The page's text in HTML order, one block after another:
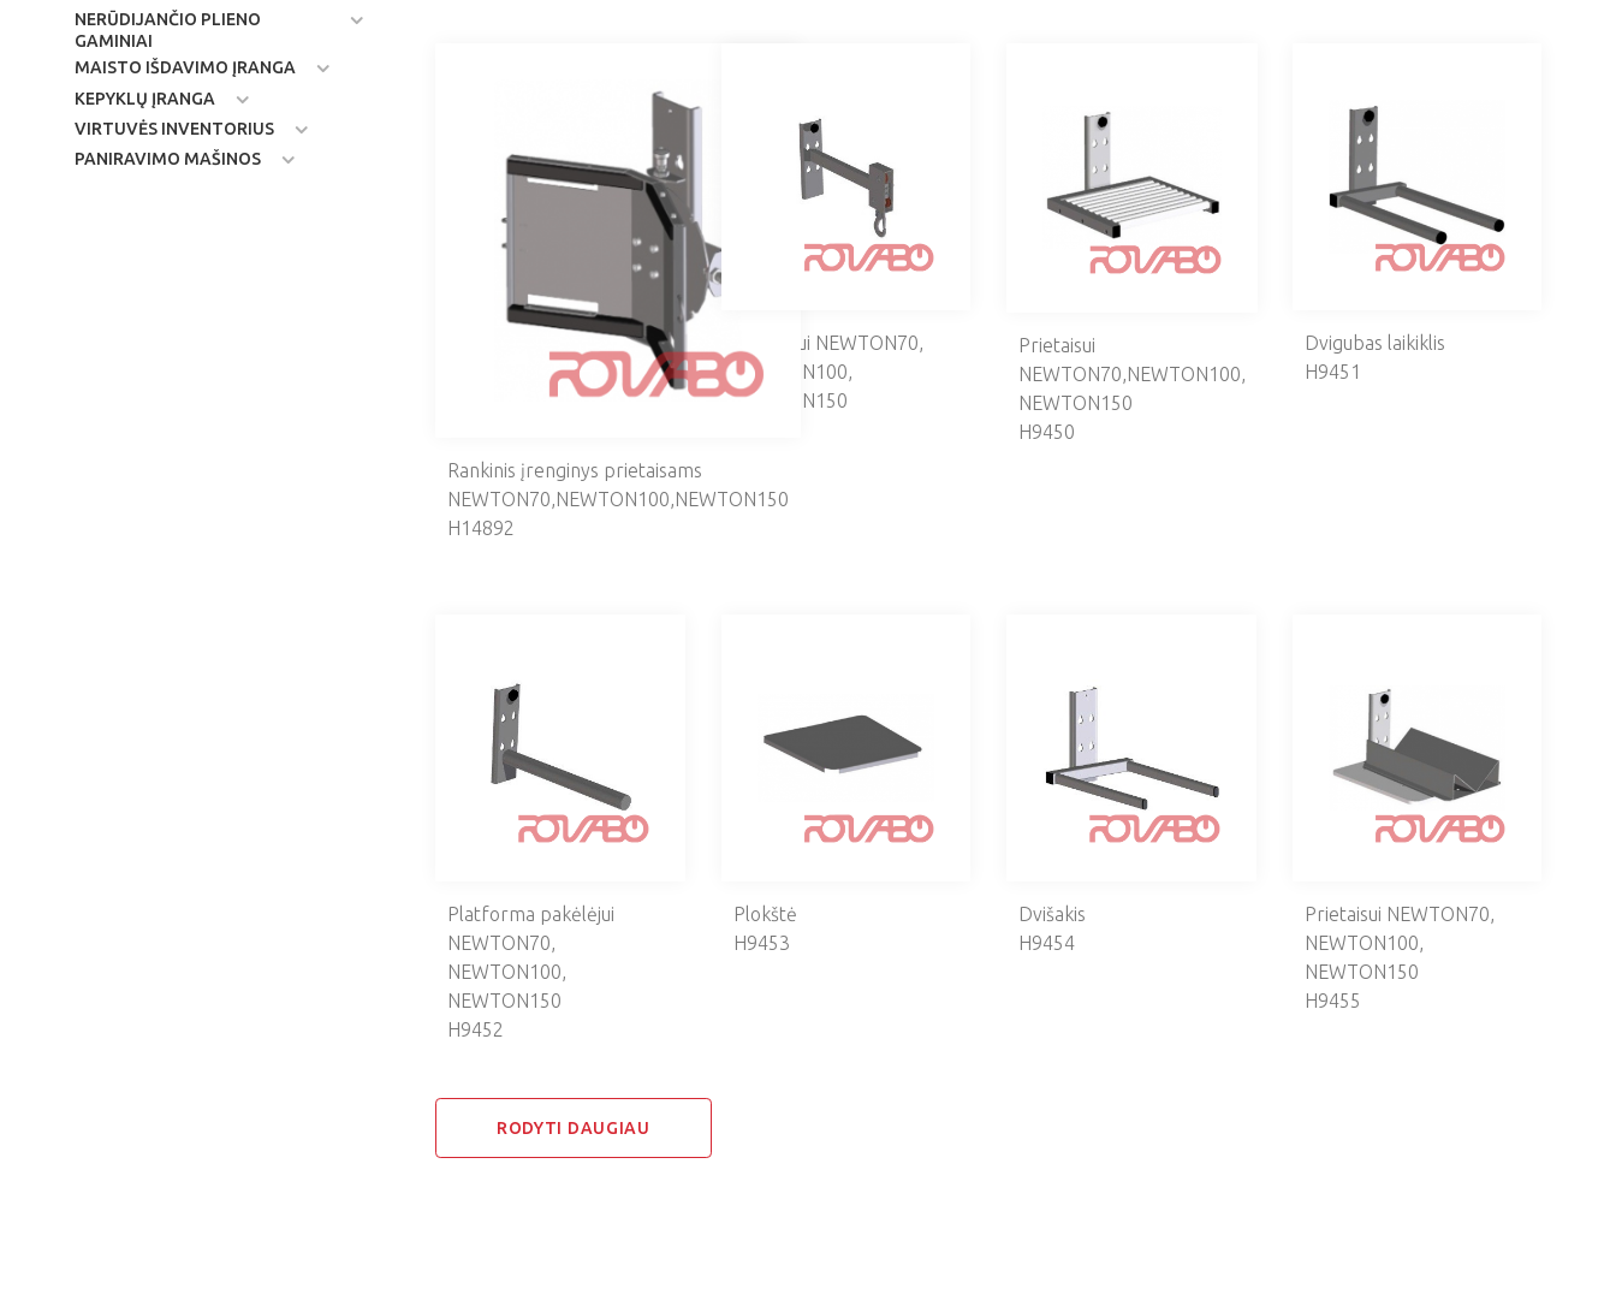
NERŪDIJANČIO PLIENO
GAMINIAI
MAISTO IŠDAVIMO ĮRANGA
KEPYKLŲ ĮRANGA
VIRTUVĖS INVENTORIUS
PANIRAVIMO MAŠINOS
Rankinis įrenginys prietaisams
NEWTON70,NEWTON100,NEWTON150
H14892
Prietaisui NEWTON70,
NEWTON100,
NEWTON150
Prietaisui
NEWTON70,NEWTON100,
NEWTON150
H9450
Dvigubas laikiklis
H9451
Platforma pakėlėjui
NEWTON70,
NEWTON100,
NEWTON150
H9452
Plokštė
H9453
Dvišakis
H9454
Prietaisui NEWTON70,
NEWTON100,
NEWTON150
H9455
RODYTI DAUGIAU